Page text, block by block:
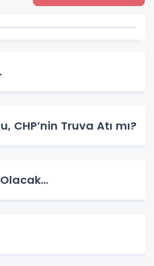
CHP’nin Truva Atı mı?